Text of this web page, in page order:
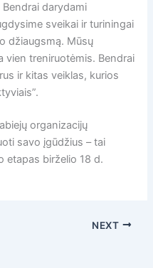
darydami
sveikai ir turiningai
džiaugsmą. Mūsų
vien treniruotėmis. Bendrai
ir kitas veiklas, kurios
organizacijų
savo įgūdžius – tai
etapas birželio 18 d.
NEXT